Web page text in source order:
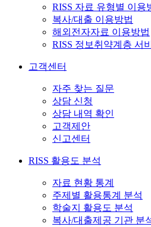
RISS 자료 유형별 이용
복사/대출 이용방법
해외전자자료 이용방법
RISS 정보취약계층 서
고객센터
자주 찾는 질문
상담 신청
상담 내역 확인
고객제안
신고센터
RISS 활용도 분석
자료 현황 통계
주제별 활용통계 분석
학술지 활용도 분석
복사/대출제공 기관 분